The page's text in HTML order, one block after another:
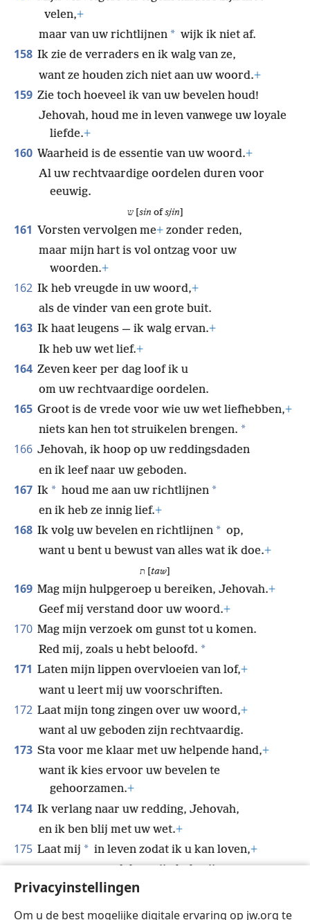
Privacyinstellingen
Om u de best mogelijke digitale ervaring op jw.org te
velen,+
maar van uw richtlijnen * wijk ik niet af.
158 Ik zie de verraders en ik walg van ze,
want ze houden zich niet aan uw woord.+
159 Zie toch hoeveel ik van uw bevelen houd!
Jehovah, houd me in leven vanwege uw loyale
liefde.+
160 Waarheid is de essentie van uw woord.+
Al uw rechtvaardige oordelen duren voor
eeuwig.
ש [ sinofsjin]
161 Vorsten vervolgen me+ zonder reden,
maar mijn hart is vol ontzag voor uw
woorden.+
162 Ik heb vreugde in uw woord,+
als de vinder van een grote buit.
163 Ik haat leugens — ik walg ervan.+
Ik heb uw wet lief.+
164 Zeven keer per dag loof ik u
om uw rechtvaardige oordelen.
165 Groot is de vrede voor wie uw wet liefhebben,+
niets kan hen tot struikelen brengen. *
166 Jehovah, ik hoop op uw reddingsdaden
en ik leef naar uw geboden.
167 Ik * houd me aan uw richtlijnen *
en ik heb ze innig lief.+
168 Ik volg uw bevelen en richtlijnen * op,
want u bent u bewust van alles wat ik doe.+
taw
169 Mag mijn hulpgeroep u bereiken, Jehovah.+
Geef mij verstand door uw woord.+
170 Mag mijn verzoek om gunst tot u komen.
Red mij, zoals u hebt beloofd. *
171 Laten mijn lippen overvloeien van lof,+
want u leert mij uw voorschriften.
172 Laat mijn tong zingen over uw woord,+
want al uw geboden zijn rechtvaardig.
173 Sta voor me klaar met uw helpende hand,+
want ik kies ervoor uw bevelen te
gehoorzamen.+
174 Ik verlang naar uw redding, Jehovah,
en ik ben blij met uw wet.+
175 Laat mij * in leven zodat ik u kan loven,+
mogen uw oordelen mijn hulp zijn.
176 Ik ben afgedwaald als een verloren schaap.
Zoek uw dienaar,